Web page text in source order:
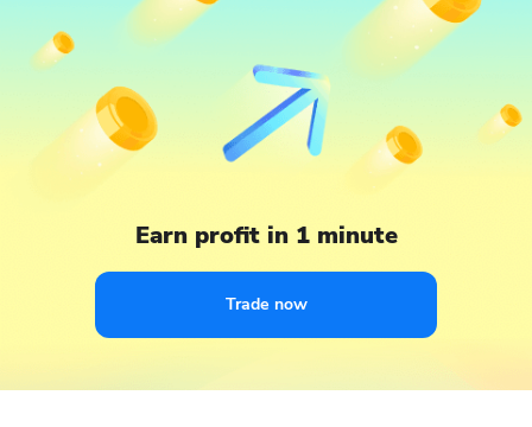
Earn profit in 1 minute
Trade now